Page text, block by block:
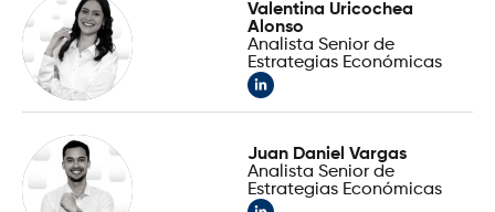
Valentina Uricochea
Alonso
Analista Senior de
Estrategias Económicas
Juan Daniel Vargas
Analista Senior de
Estrategias Económicas